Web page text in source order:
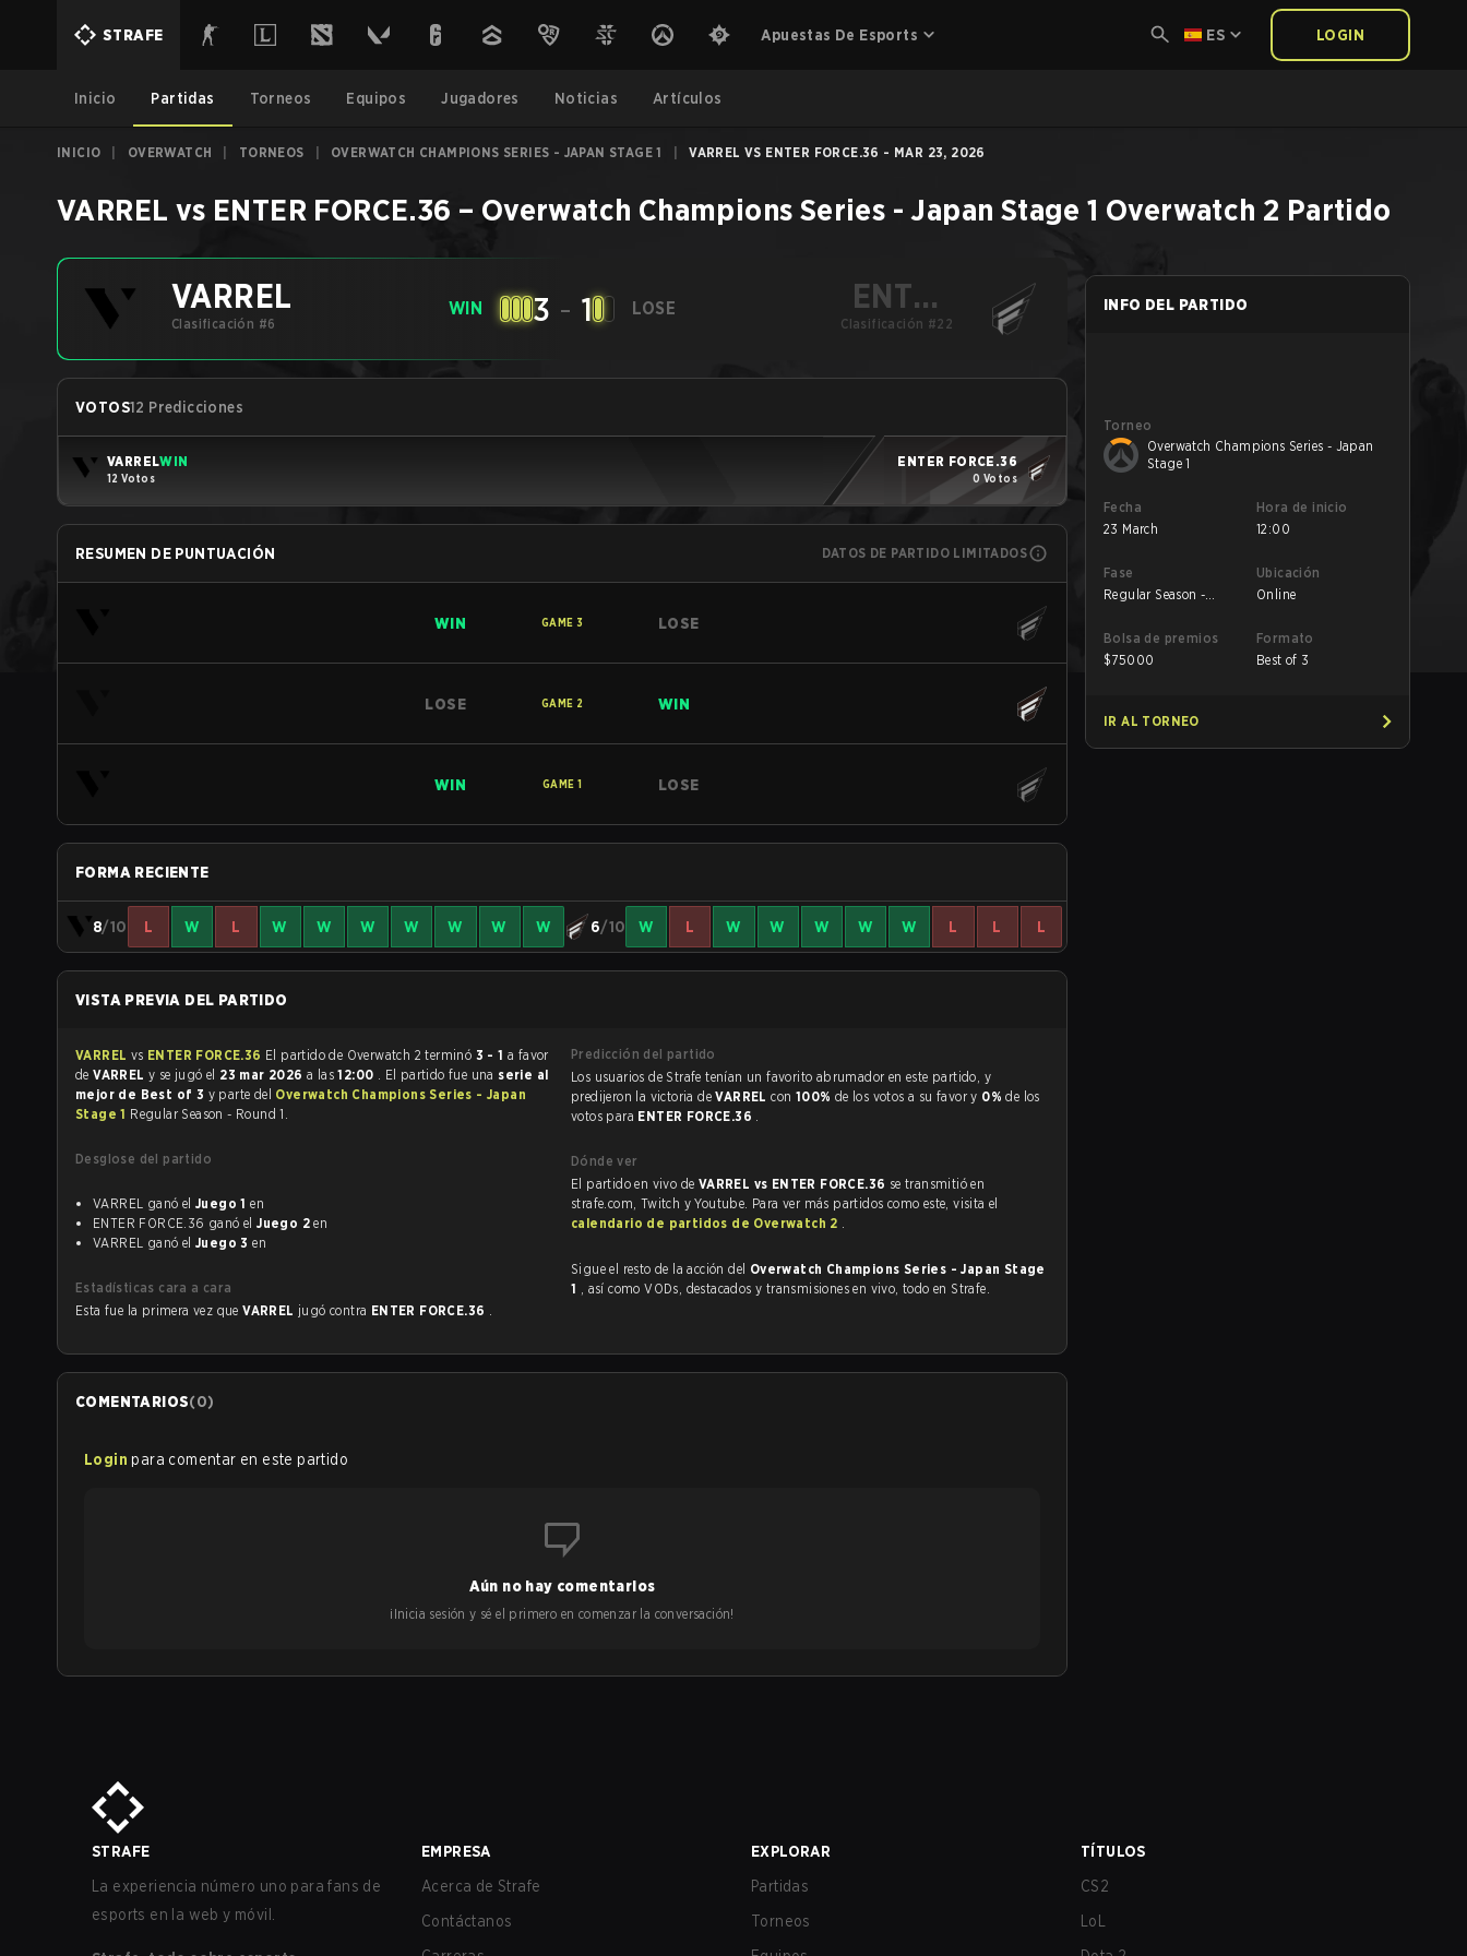
STRAFE Apuestas De Esports ES LOGIN
Inicio Partidas Torneos Equipos Jugadores Noticias Artículos
INICIO OVERWATCH TORNEOS OVERWATCH CHAMPIONS SERIES - JAPAN STAGE 1 VARREL VS ENTER FORCE.36 - MAR 23, 2026
VARREL vs ENTER FORCE.36 – Overwatch Champions Series - Japan Stage 1 Overwatch 2 Partido
VARREL
Clasificación #6
WIN 3 - 1 LOSE
ENTER
FORCE.36
Clasificación #22
VOTOS12 Predicciones
VARRELWIN
12 Votos
ENTER FORCE.36
0 Votos
RESUMEN DE PUNTUACIÓN DATOS DE PARTIDO LIMITADOS
WIN GAME 3 LOSE
LOSE GAME 2 WIN
WIN GAME 1 LOSE
FORMA RECIENTE
8/10 L W L W W W W W W W 6/10 W L W W W W W L L L
VISTA PREVIA DEL PARTIDO
VARREL vs ENTER FORCE.36 El partido de Overwatch 2 terminó 3 - 1
deVARREL y se jugó el 23 mar 2026 a las12:00 . El partido fue una serie al
mejor de Best of 3 y parte del Overwatch Champions Series - Japan
Stage 1 Regular Season - Round 1.
Desglose del partido
VARREL ganó el Juego 1 en
ENTER FORCE.36 ganó elJuego 2 en
VARREL ganó el Juego 3 en
Estadísticas cara a cara
Esta fue la primera vez queVARREL jugó contra ENTER FORCE.36 .
Predicción del partido
Los usuarios de Strafe tenían un favorito abrumador en este partido, y
predijeron la victoria deVARRELcon 100% de los votos a su favor y 0%de los
votos para ENTER FORCE.36 .
Dónde ver
El partido en vivo de VARREL vs ENTER FORCE.36 se transmitió en
strafe.com, Twitch y Youtube. Para ver más partidos como este, visita el
calendario de partidos de Overwatch 2 .
Sigue el resto de la acción del Overwatch Champions Series - Japan Stage
1
, así como VODs, destacados y transmisiones en vivo, todo en Strafe.
COMENTARIOS(0)
Login para comentar en este partido
Aún no hay comentarios
¡Inicia sesión y sé el primero en comenzar la conversación!
INFO DEL PARTIDO
Torneo
Overwatch Champions Series - Japan
Stage 1
Fecha
23 March
Hora de inicio
12:00
Fase
Regular Season -
Ubicación
Online
Bolsa de premios
$75000
Formato
Best of 3
IR AL TORNEO
STRAFE
La experiencia número uno para fans de
esports en la web y móvil.
EMPRESA
Acerca de Strafe
Contáctanos
EXPLORAR
Partidas
Torneos
TÍTULOS
CS2
LoL